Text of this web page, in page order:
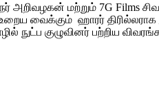
அறிவழகன் மற்றும் 7G Films
வைக்கும் ஹாரர் திரில்லராக
நுட்ப குழுவினர் பற்றிய